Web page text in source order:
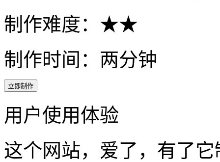
制作难度：★★
制作时间：两分钟
立即制作
用户使用体验
这个网站，爱了，有了